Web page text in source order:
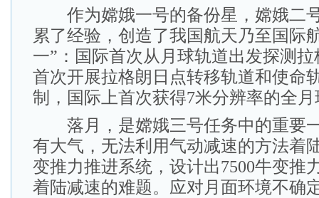
作为嫦娥一号的备份星，嫦娥二
累了经验，创造了我国航天乃至国际
一”：国际首次从月球轨道出发探测
首次开展拉格朗日点转移轨道和使命
制，国际上首次获得7米分辨率的全
落月，是嫦娥三号任务中的重要
有大气，无法利用气动减速的方法着
变推力推进系统，设计出7500牛变推
着陆减速的难题。应对月面环境不确